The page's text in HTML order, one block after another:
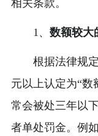
相关条款。
1、 数额较大
根据法律规
元以上认定为“数
常会被处三年以
者单处罚金。例